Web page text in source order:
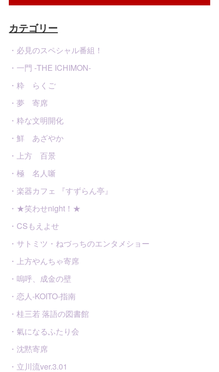
カテゴリー
・必見のスペシャル番組！
・一門 -THE ICHIMON-
・粋 らくご
・夢 寄席
・粋な文明開化
・鮮 あざやか
・上方 百景
・極 名人噺
・楽器カフェ 『すずらん亭』
・★笑わせnight！★
・CSもえよせ
・サトミツ・ねづっちのエンタメショー
・上方やんちゃ寄席
・嗚呼、成金の壁
・恋人-KOITO-指南
・桂三若 落語の図書館
・氣になるふたり会
・沈黙寄席
・立川流ver.3.01